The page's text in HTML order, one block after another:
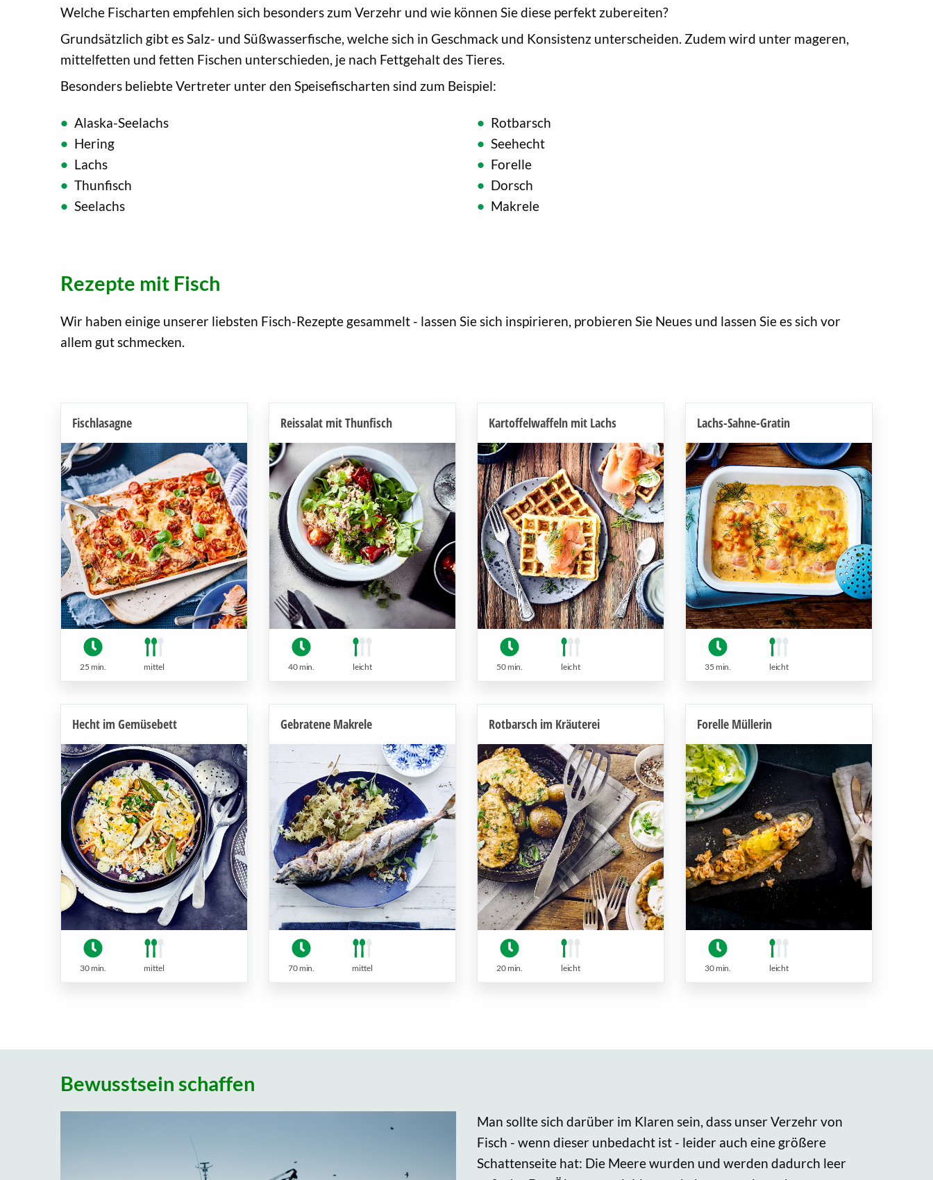
Welche Fischarten empfehlen sich besonders zum Verzehr und wie können Sie diese perfekt zubereiten?
Grundsätzlich gibt es Salz- und Süßwasserfische, welche sich in Geschmack und Konsistenz unterscheiden. Zudem wird unter mageren,
mittelfetten und fetten Fischen unterschieden, je nach Fettgehalt des Tieres.
Besonders beliebte Vertreter unter den Speisefischarten sind zum Beispiel:
Alaska-Seelachs
Hering
Lachs
Thunfisch
Seelachs
Rotbarsch
Seehecht
Forelle
Dorsch
Makrele
Rezepte mit Fisch
Wir haben einige unserer liebsten Fisch-Rezepte gesammelt - lassen Sie sich inspirieren, probieren Sie Neues und lassen Sie es sich vor
allem gut schmecken.
Fischlasagne
25 min. mittel
Reissalat mit Thunfisch
40 min. leicht
Kartoffelwaffeln mit Lachs
50 min. leicht
Lachs-Sahne-Gratin
35 min. leicht
Hecht im Gemüsebett
30 min. mittel
Gebratene Makrele
70 min. mittel
Rotbarsch im Kräuterei
20 min. leicht
Forelle Müllerin
30 min. leicht
Bewusstsein schaffen
Man sollte sich darüber im Klaren sein, dass unser Verzehr von
Fisch - wenn dieser unbedacht ist - leider auch eine größere
Schattenseite hat: Die Meere wurden und werden dadurch leer